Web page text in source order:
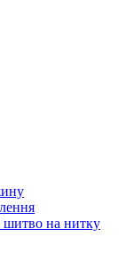
шитво на нитку